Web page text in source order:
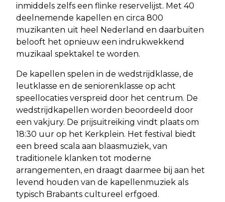
inmiddels zelfs een flinke reservelijst. Met 40
deelnemende kapellen en circa 800
muzikanten uit heel Nederland en daarbuiten
belooft het opnieuw een indrukwekkend
muzikaal spektakel te worden.
De kapellen spelen in de wedstrijdklasse, de
leutklasse en de seniorenklasse op acht
speellocaties verspreid door het centrum. De
wedstrijdkapellen worden beoordeeld door
een vakjury. De prijsuitreiking vindt plaats om
18:30 uur op het Kerkplein. Het festival biedt
een breed scala aan blaasmuziek, van
traditionele klanken tot moderne
arrangementen, en draagt daarmee bij aan het
levend houden van de kapellenmuziek als
typisch Brabants cultureel erfgoed.